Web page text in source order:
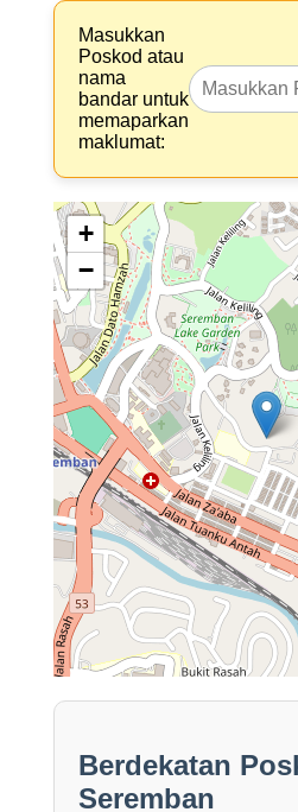
Masukkan
Poskod atau
nama
bandar untuk
memaparkan
maklumat:
+
−
Berdekatan
Seremban